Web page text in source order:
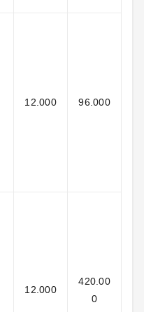
12.000 96.000
12.000
420.00
0